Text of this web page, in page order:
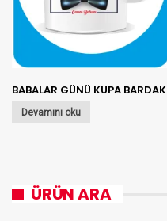
BABALAR GÜNÜ KUPA BARDAK
Devamını oku
ÜRÜN ARA